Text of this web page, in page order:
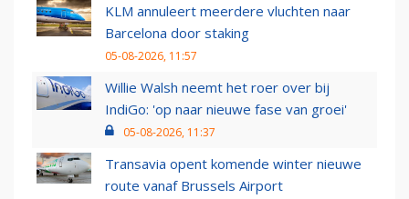
KLM annuleert meerdere vluchten naar
Barcelona door staking
05-08-2026, 11:57
Willie Walsh neemt het roer over bij
IndiGo: 'op naar nieuwe fase van groei'
05-08-2026, 11:37
Transavia opent komende winter nieuwe
route vanaf Brussels Airport